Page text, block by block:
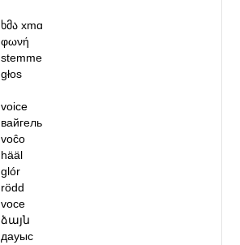
ხმაxmɑ
φωνή
stemme
głos
voice
вайгель
voĉo
hääl
glór
rödd
voce
ձայն
дауыс